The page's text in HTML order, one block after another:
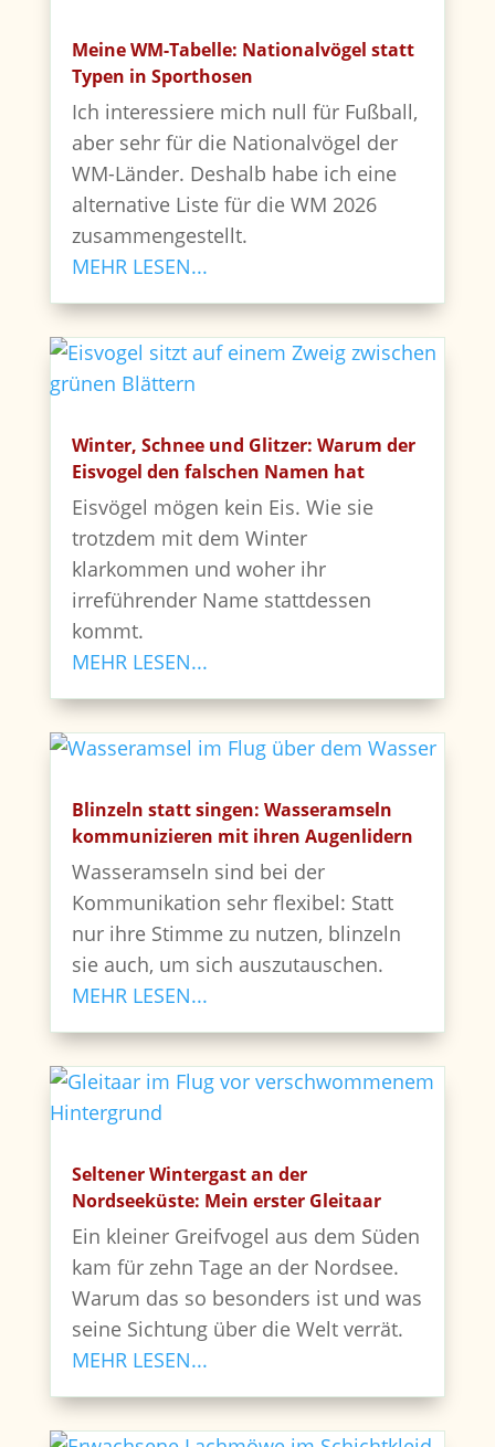
Meine WM-Tabelle: Nationalvögel statt
Typen in Sporthosen
Ich interessiere mich null für Fußball,
aber sehr für die Nationalvögel der
WM-Länder. Deshalb habe ich eine
alternative Liste für die WM 2026
zusammengestellt.
MEHR LESEN...
Winter, Schnee und Glitzer: Warum der
Eisvogel den falschen Namen hat
Eisvögel mögen kein Eis. Wie sie
trotzdem mit dem Winter
klarkommen und woher ihr
irreführender Name stattdessen
kommt.
MEHR LESEN...
Blinzeln statt singen: Wasseramseln
kommunizieren mit ihren Augenlidern
Wasseramseln sind bei der
Kommunikation sehr flexibel: Statt
nur ihre Stimme zu nutzen, blinzeln
sie auch, um sich auszutauschen.
MEHR LESEN...
Seltener Wintergast an der
Nordseeküste: Mein erster Gleitaar
Ein kleiner Greifvogel aus dem Süden
kam für zehn Tage an der Nordsee.
Warum das so besonders ist und was
seine Sichtung über die Welt verrät.
MEHR LESEN...